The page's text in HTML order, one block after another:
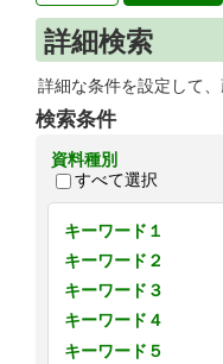
詳細検索
詳細な条件を設定して
検索条件
資料種別
すべて選択
キーワード１
キーワード２
キーワード３
キーワード４
キーワード５